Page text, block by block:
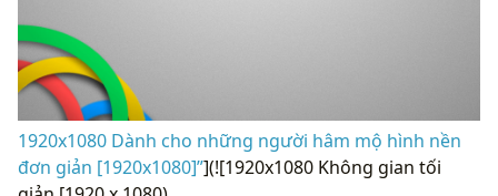
1920x1080 Dành cho những người hâm mộ hình nền
đơn giản [1920x1080]”](![1920x1080 Không gian tối